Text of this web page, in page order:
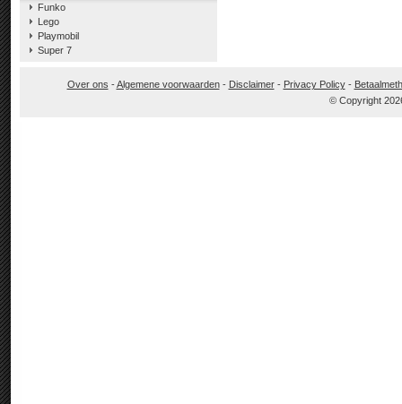
Funko
Lego
Playmobil
Super 7
Over ons -Algemene voorwaarden- Disclaimer- Privacy Policy-
© Copyright